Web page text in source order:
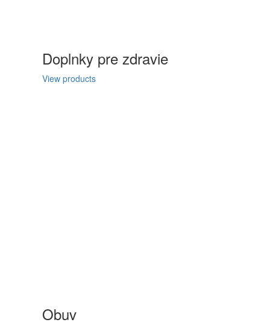
Doplnky pre zdravie
View products
Obuv